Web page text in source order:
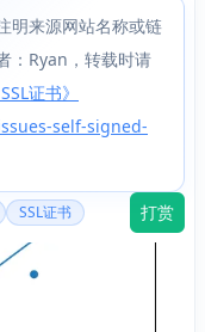
明来源网站名称或链
：Ryan，转载时请
证书》
self-signed-
SSL证书 打赏